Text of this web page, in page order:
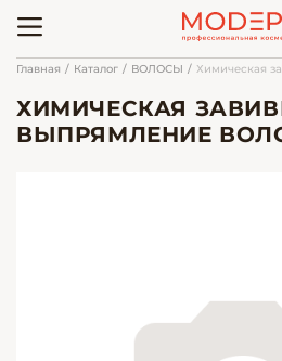
Главная Каталог ВОЛОСЫ Химическая
ХИМИЧЕСКАЯ
ВЫПРЯМЛЕНИЕ